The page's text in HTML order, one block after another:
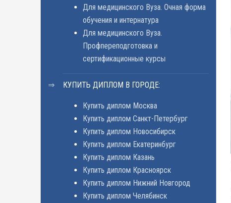
Для медицинского Вуза. Очная форма
обучения и интернатура
Для медицинского Вуза.
Профпереподготовка и
сертификационные курсы
КУПИТЬ ДИПЛОМ В ГОРОДЕ:
Купить диплом Москва
Купить диплом Санкт-Петербург
Купить диплом Новосибирск
Купить диплом Екатеринбург
Купить диплом Казань
Купить диплом Красноярск
Купить диплом Нижний Новгород
Купить диплом Челябинск